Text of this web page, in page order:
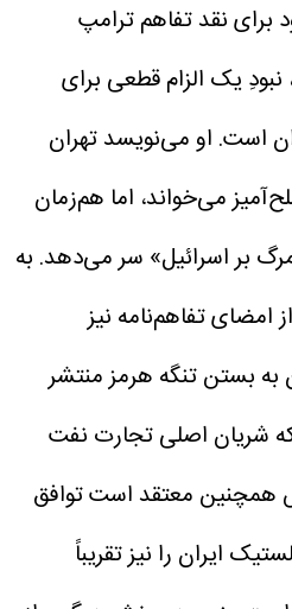
نقد تفاهم ترامپ
یک الزام قطعی برای
است. او می‌نویسد تهران
می‌خواند، اما هم‌زمان
بر اسرائیل» سر می‌دهد. به
امضای تفاهم‌نامه نیز
به بستن تنگه هرمز منتشر
شریان اصلی تجارت نفت
همچنین معتقد است توافق
ایران را نیز تقریباً